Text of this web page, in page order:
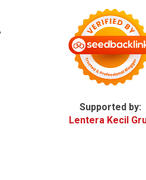
Supported by:
Lentera Kecil